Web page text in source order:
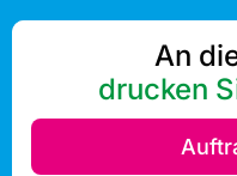
An
drucken